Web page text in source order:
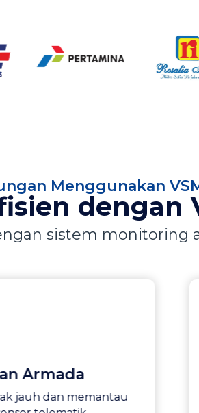
Menggunakan
dengan
sistem monitoring